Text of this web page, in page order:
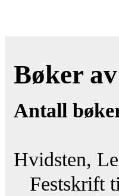
Bøker
Antall
Hvidsten,
Festskrift